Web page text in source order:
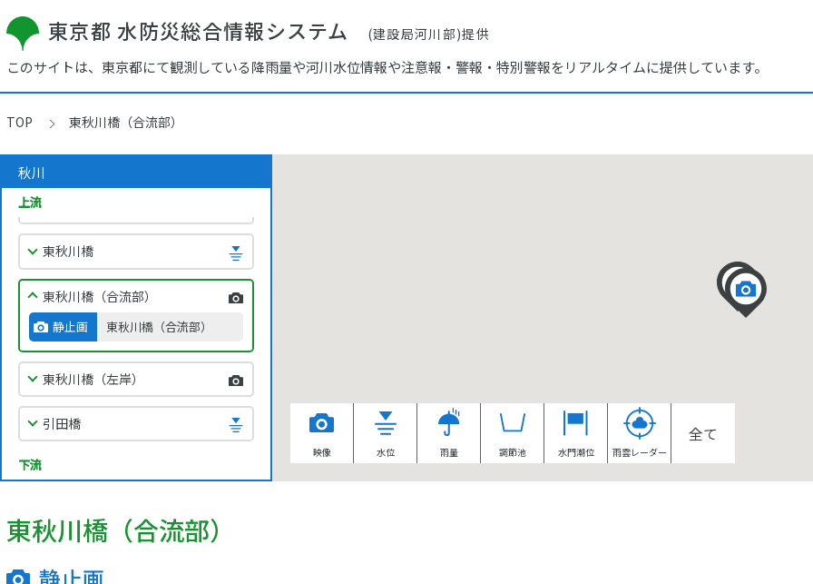
東京都 水防災総合情報システム (建設局河川部)提供
このサイトは、東京都にて観測している降雨量や河川水位情報や注意報・警報・特別警報をリアルタイムに提供しています。
TOP 東秋川橋（合流部）
秋川
上流
檜原
小和田グラウンド
五日市
東秋川橋
東秋川橋（合流部）
静止画 東秋川橋（合流部）
東秋川橋（左岸）
引田橋
下流
映像 水位 雨量 調節池 水門潮位 雨雲レーダー
全て
東秋川橋（合流部）